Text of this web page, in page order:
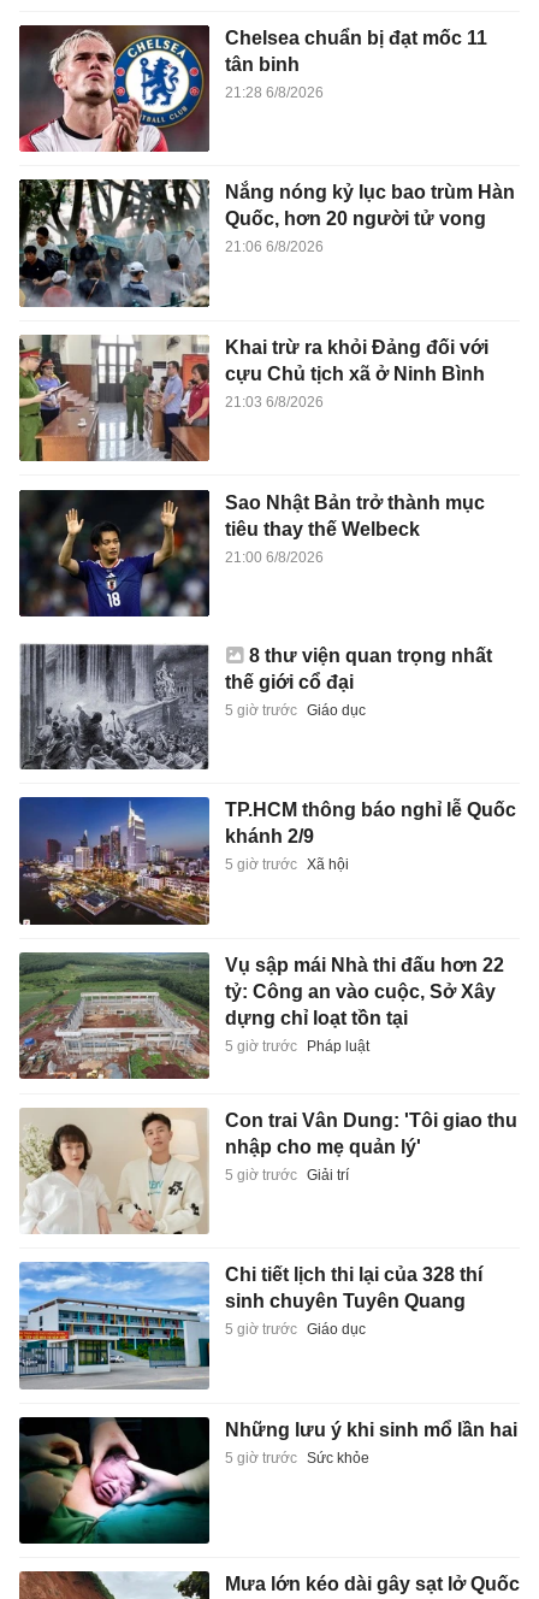
Chelsea chuẩn bị đạt mốc 11
tân binh
21:28 6/8/2026
Nắng nóng kỷ lục bao trùm Hàn
Quốc, hơn 20 người tử vong
21:06 6/8/2026
Khai trừ ra khỏi Đảng đối với
cựu Chủ tịch xã ở Ninh Bình
21:03 6/8/2026
Sao Nhật Bản trở thành mục
tiêu thay thế Welbeck
21:00 6/8/2026
8 thư viện quan trọng nhất
thế giới cổ đại
5 giờ trước Giáo dục
TP.HCM thông báo nghỉ lễ Quốc
khánh 2/9
5 giờ trước Xã hội
Vụ sập mái Nhà thi đấu hơn 22
tỷ: Công an vào cuộc, Sở Xây
dựng chỉ loạt tồn tại
5 giờ trước Pháp luật
Con trai Vân Dung: 'Tôi giao thu
nhập cho mẹ quản lý'
5 giờ trước Giải trí
Chi tiết lịch thi lại của 328 thí
sinh chuyên Tuyên Quang
5 giờ trước Giáo dục
Những lưu ý khi sinh mổ lần hai
5 giờ trước Sức khỏe
Mưa lớn kéo dài gây sạt lở Quốc